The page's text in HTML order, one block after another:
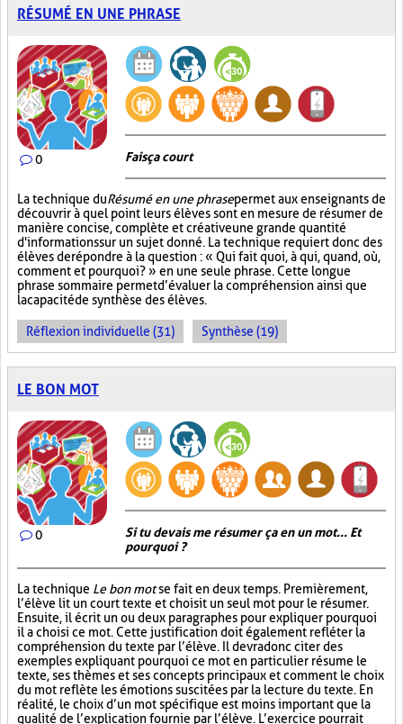
RÉSUMÉ EN UNE PHRASE
0 Fais ça court
La technique duRésumé en une phrasepermet aux enseignants de
découvrir à quel point leurs élèves sont en mesure de résumer de
manière concise, complète et créative une grande quantité
d'informations sur un sujet donné. La technique requiert donc des
élèves de répondre à la question : « Qui fait quoi, à qui, quand, où,
comment et pourquoi? » en une seule phrase. Cette longue
phrase sommaire permet d’évaluer la compréhension ainsi que
la capacité de synthèse des élèves.
Réflexion individuelle (31) Synthèse (19)
LE BON MOT
0
Si tu devais me résumer ça en un mot... Et
pourquoi ?
La technique Le bon motse fait en deux temps. Premièrement,
l’élève lit un court texte et choisit un seul mot pour le résumer.
Ensuite, il écrit un ou deux paragraphes pour expliquer pourquoi
il a choisi ce mot. Cette justification doit également refléter la
compréhension du texte par l’élève. Il devra donc citer des
exemples expliquant pourquoi ce mot en particulier résume le
texte, ses thèmes et ses concepts principaux et comment le choix
du mot reflète les émotions suscitées par la lecture du texte. En
réalité, le choix d’un mot spécifique est moins important que la
qualité de l’explication fournie par l’élève. L’exercice pourrait